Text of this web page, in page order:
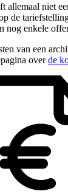
allemaal niet
de
nog enkele
van een
overde